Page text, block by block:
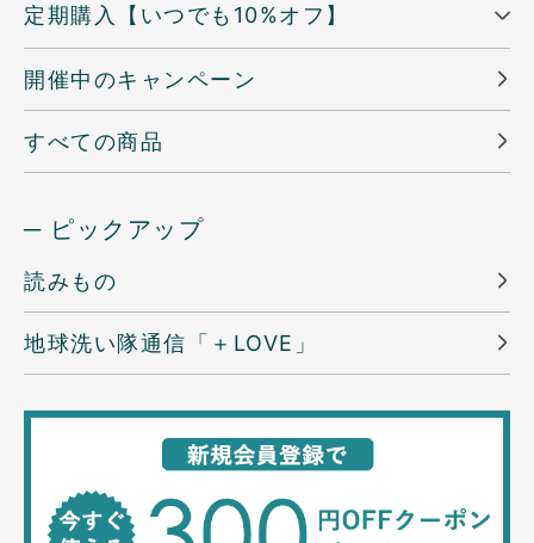
定期購入【いつでも10%オフ】
開催中のキャンペーン
すべての商品
─ ピックアップ
読みもの
地球洗い隊通信「＋LOVE」